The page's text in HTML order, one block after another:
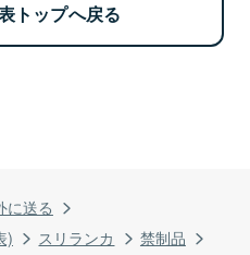
に送る
)
スリランカ
禁制品
トップへ戻る